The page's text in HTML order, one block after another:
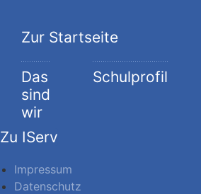
Zur Startseite
Das
sind
wir
Schulprofil
Zu IServ
Impressum
Datenschutz